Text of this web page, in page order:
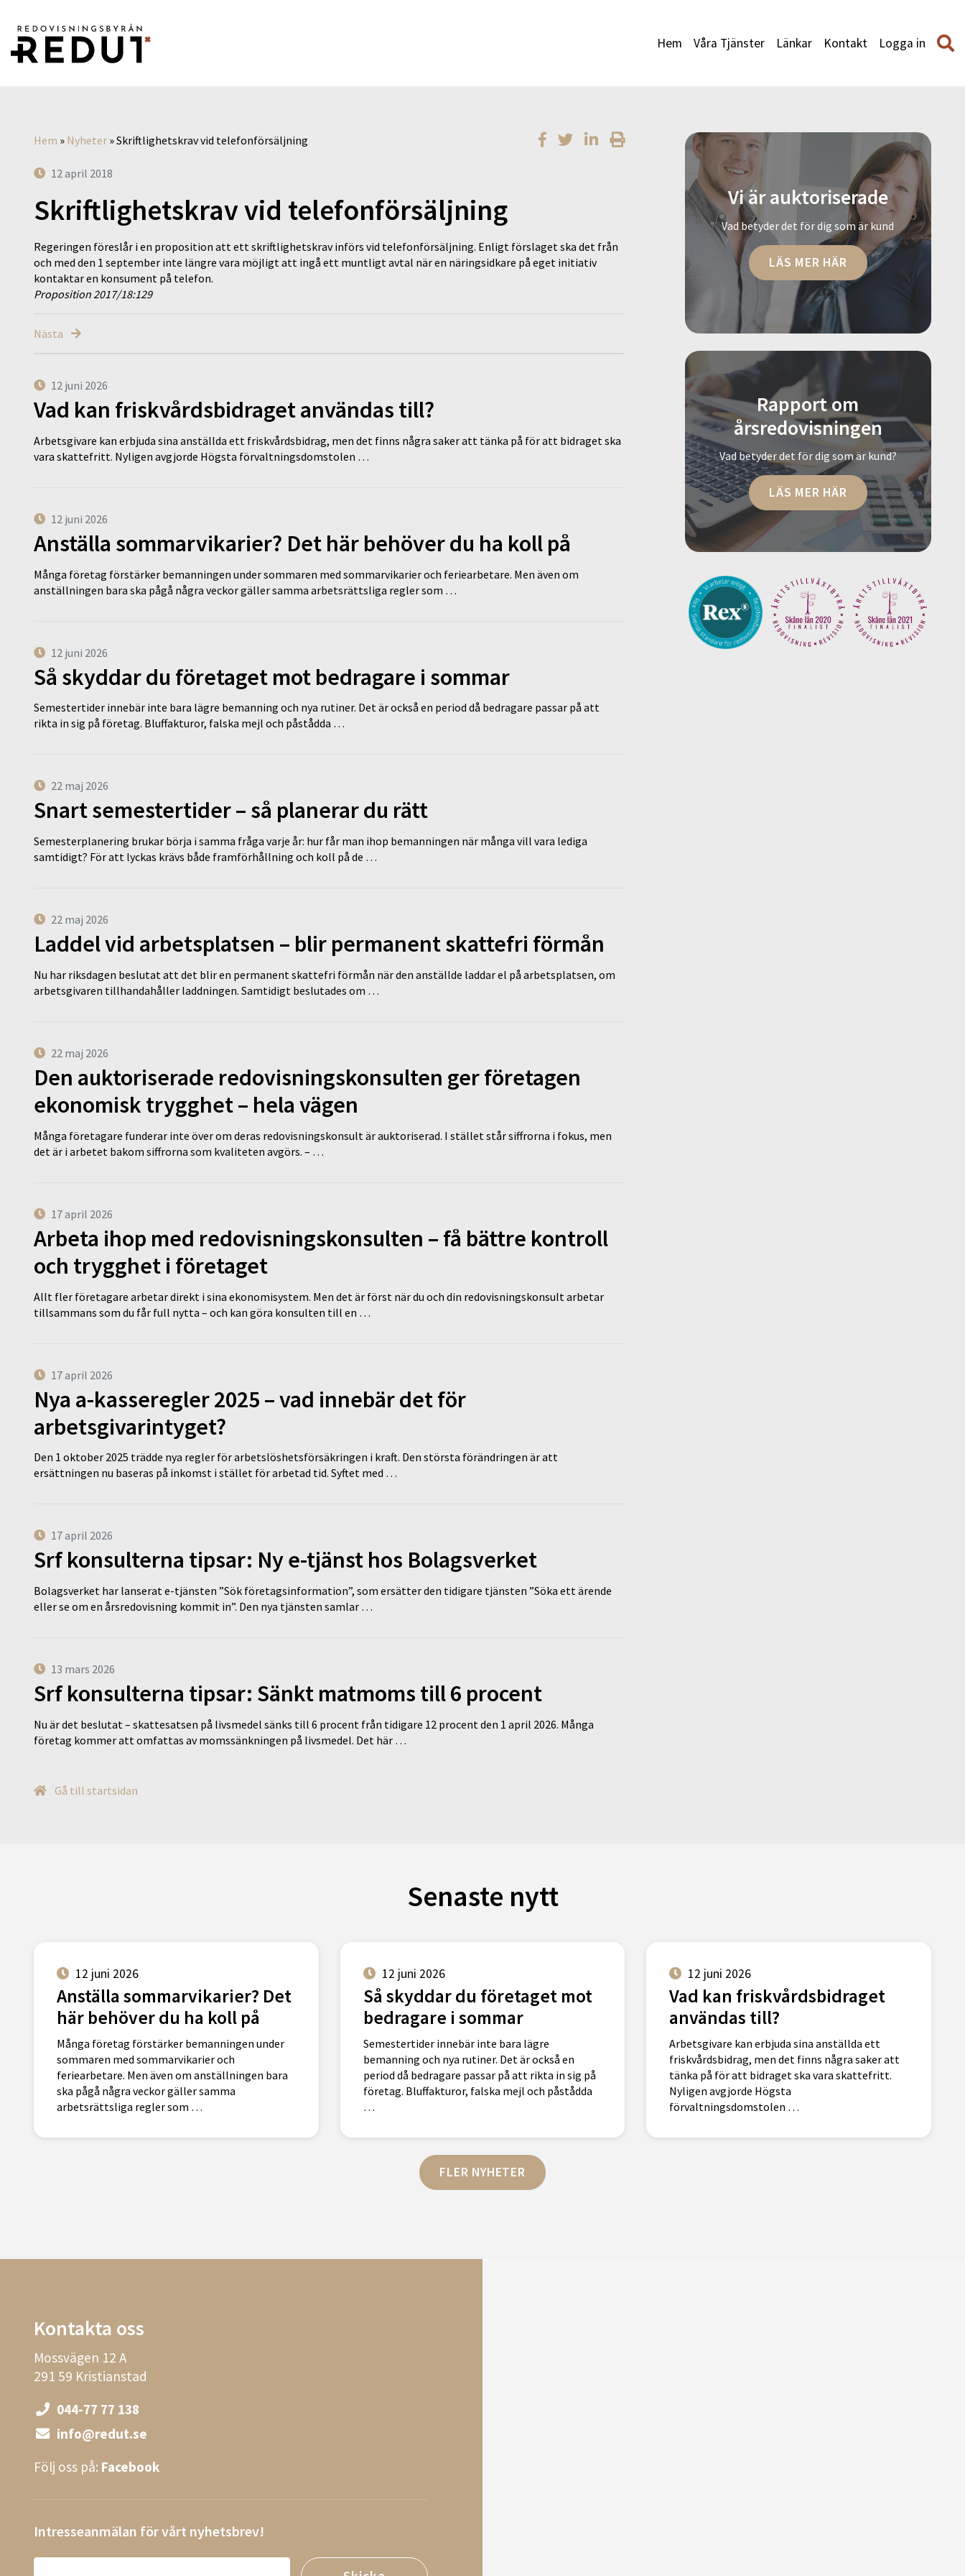
Hem Våra Tjänster Länkar Kontakt Logga in
Hem » Nyheter »Skriftlighetskrav vid telefonförsäljning
12 april 2018
Skriftlighetskrav vid telefonförsäljning
Regeringen föreslår i en proposition att ett skriftlighetskrav införs vid telefonförsäljning. Enligt förslaget ska det från
och med den 1 september inte längre vara möjligt att ingå ett muntligt avtal när en näringsidkare på eget initiativ
kontaktar en konsument på telefon.
Proposition 2017/18:129
Nästa
12 juni 2026
Vad kan friskvårdsbidraget användas till?
Arbetsgivare kan erbjuda sina anställda ett friskvårdsbidrag, men det finns några saker att tänka på för att bidraget ska
vara skattefritt. Nyligen avgjorde Högsta förvaltningsdomstolen …
12 juni 2026
Anställa sommarvikarier? Det här behöver du ha koll på
Många företag förstärker bemanningen under sommaren med sommarvikarier och feriearbetare. Men även om
anställningen bara ska pågå några veckor gäller samma arbetsrättsliga regler som …
12 juni 2026
Så skyddar du företaget mot bedragare i sommar
Semestertider innebär inte bara lägre bemanning och nya rutiner. Det är också en period då bedragare passar på att
rikta in sig på företag. Bluffakturor, falska mejl och påstådda …
22 maj 2026
Snart semestertider – så planerar du rätt
Semesterplanering brukar börja i samma fråga varje år: hur får man ihop bemanningen när många vill vara lediga
samtidigt? För att lyckas krävs både framförhållning och koll på de …
22 maj 2026
Laddel vid arbetsplatsen – blir permanent skattefri förmån
Nu har riksdagen beslutat att det blir en permanent skattefri förmån när den anställde laddar el på arbetsplatsen, om
arbetsgivaren tillhandahåller laddningen. Samtidigt beslutades om …
22 maj 2026
Den auktoriserade redovisningskonsulten ger företagen
ekonomisk trygghet – hela vägen
Många företagare funderar inte över om deras redovisningskonsult är auktoriserad. I stället står siffrorna i fokus, men
det är i arbetet bakom siffrorna som kvaliteten avgörs. – …
17 april 2026
Arbeta ihop med redovisningskonsulten – få bättre kontroll
och trygghet i företaget
Allt fler företagare arbetar direkt i sina ekonomisystem. Men det är först när du och din redovisningskonsult arbetar
tillsammans som du får full nytta – och kan göra konsulten till en …
17 april 2026
Nya a-kasseregler 2025 – vad innebär det för
arbetsgivarintyget?
Den 1 oktober 2025 trädde nya regler för arbetslöshetsförsäkringen i kraft. Den största förändringen är att
ersättningen nu baseras på inkomst i stället för arbetad tid. Syftet med …
17 april 2026
Srf konsulterna tipsar: Ny e-tjänst hos Bolagsverket
Bolagsverket har lanserat e-tjänsten ”Sök företagsinformation”, som ersätter den tidigare tjänsten ”Söka ett ärende
eller se om en årsredovisning kommit in”. Den nya tjänsten samlar …
13 mars 2026
Srf konsulterna tipsar: Sänkt matmoms till 6 procent
Nu är det beslutat – skattesatsen på livsmedel sänks till 6 procent från tidigare 12 procent den 1 april 2026. Många
företag kommer att omfattas av momssänkningen på livsmedel. Det här …
Gå till startsidan
Vi är auktoriserade
Vad betyder det för dig som är kund
LÄS MER HÄR
Rapport om
årsredovisningen
Vad betyder det för dig som är kund?
LÄS MER HÄR
Senaste nytt
12 juni 2026
Anställa sommarvikarier? Det
här behöver du ha koll på
Många företag förstärker bemanningen under
sommaren med sommarvikarier och
feriearbetare. Men även om anställningen bara
ska pågå några veckor gäller samma
arbetsrättsliga regler som …
12 juni 2026
Så skyddar du företaget mot
bedragare i sommar
Semestertider innebär inte bara lägre
bemanning och nya rutiner. Det är också en
period då bedragare passar på att rikta in sig på
företag. Bluffakturor, falska mejl och påstådda
…
12 juni 2026
Vad kan friskvårdsbidraget
användas till?
Arbetsgivare kan erbjuda sina anställda ett
friskvårdsbidrag, men det finns några saker att
tänka på för att bidraget ska vara skattefritt.
Nyligen avgjorde Högsta
förvaltningsdomstolen …
FLER NYHETER
Kontakta oss
Mossvägen 12 A
291 59 Kristianstad
044-77 77 138
info@redut.se
Följ oss på: Facebook
Intresseanmälan för vårt nyhetsbrev!